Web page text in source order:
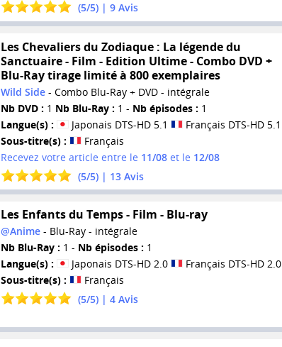
(5/5) | 9Avis
Les Chevaliers du Zodiaque : La légende du
Sanctuaire - Film - Edition Ultime - Combo DVD +
Blu-Ray tirage limité à 800 exemplaires
Wild Side- Combo Blu-Ray + DVD - intégrale
Nb DVD : 1 Nb Blu-Ray : 1 - Nb épisodes : 1
Langue(s) :
Japonais DTS-HD 5.1
Français DTS-HD 5.1
Sous-titre(s) :
Français
Recevez votre article entre le 11/08et le 12/08
(5/5) | 13Avis
Les Enfants du Temps - Film - Blu-ray
@Anime- Blu-Ray - intégrale
Nb Blu-Ray : 1 - Nb épisodes : 1
Langue(s) :
Japonais DTS-HD 2.0
Français DTS-HD 2.0
Sous-titre(s) :
Français
(5/5) | 4Avis